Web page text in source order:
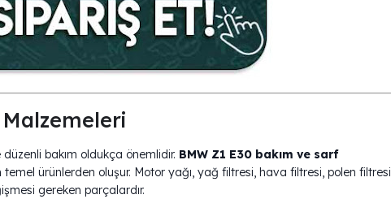
Sarf Malzemeleri
Z1 E30 modelinde de düzenli bakım oldukça önemlidir. BMW Z1 E30 bakım ve sarf
temel ürünlerden oluşur. Motor yağı, yağ filtresi, hava filtresi, polen filtresi
gereken parçalardır.